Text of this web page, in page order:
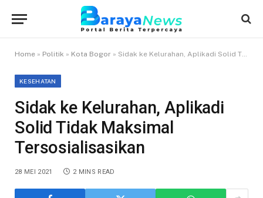
Home » Politik » Kota Bogor » Sidak ke Kelurahan, Aplikadi Solid Tidak Maksimal Tersosialisasikan
KESEHATAN
Sidak ke Kelurahan, Aplikadi
Solid Tidak Maksimal
Tersosialisasikan
28 MEI 2021 2 MINS READ